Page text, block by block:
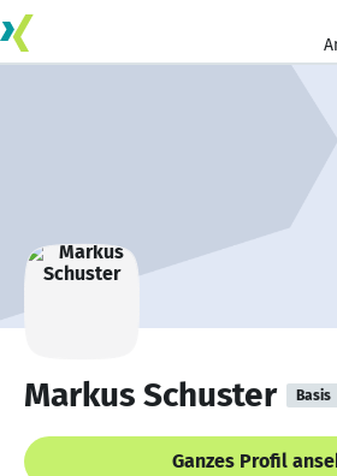
Markus Schuster Basis
Ganzes Profil